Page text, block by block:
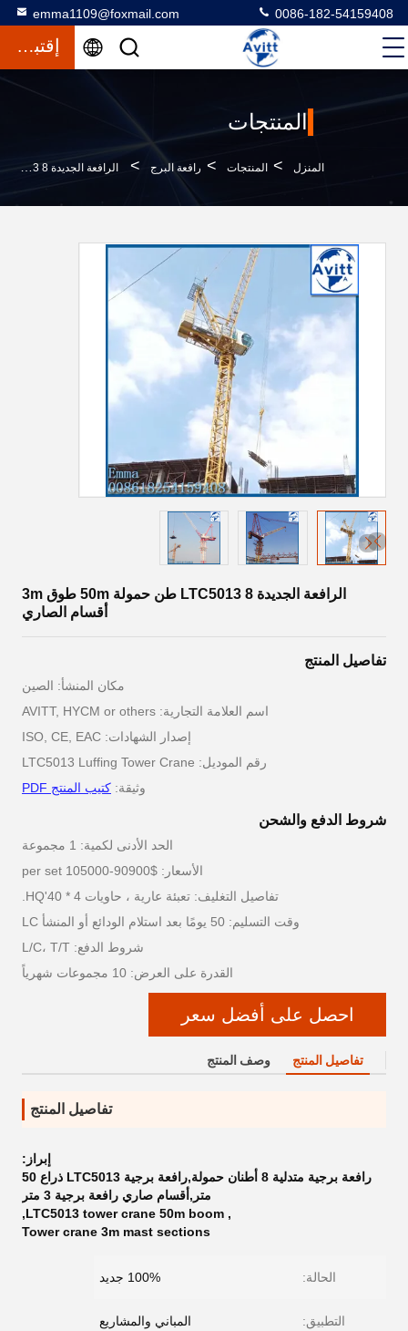
emma1109@foxmail.com 0086-182-54159408
إقتباس
المنتجات
المنزل > المنتجات > رافعة البرج > الرافعة الجديدة LTC5013 8 طن حمولة 50m طوق 3m أقسام الصاري
الرافعة الجديدة LTC5013 8 طن حمولة 50m طوق 3m
أقسام الصاري
تفاصيل المنتج
مكان المنشأ: الصين
اسم العلامة التجارية: AVITT, HYCM or others
إصدار الشهادات: ISO, CE, EAC
رقم الموديل: LTC5013 Luffing Tower Crane
وثيقة: كتيب المنتج PDF
شروط الدفع والشحن
الحد الأدنى لكمية: 1 مجموعة
الأسعار: $90900-105000 per set
تفاصيل التغليف: تعبئة عارية ، حاويات 4 * 40'HQ.
وقت التسليم: 50 يومًا بعد استلام الودائع أو المنشأ LC
شروط الدفع: L/C، T/T
القدرة على العرض: 10 مجموعات شهرياً
احصل على أفضل سعر
تفاصيل المنتج وصف المنتج
تفاصيل المنتج
إبراز:
رافعة برجية متدلية 8 أطنان حمولة,رافعة برجية LTC5013 ذراع 50
متر,أقسام صاري رافعة برجية 3 متر
,
LTC5013 tower crane 50m boom
,
Tower crane 3m mast sections
الحالة: 100% جديد
التطبيق: المباني والمشاريع